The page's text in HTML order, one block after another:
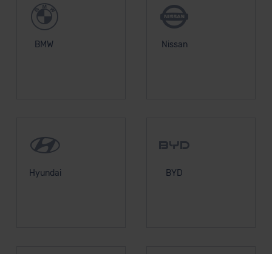
BMW Nissan
Hyundai BYD